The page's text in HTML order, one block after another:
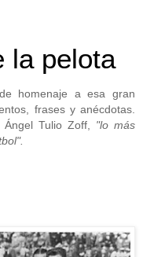
la pelota
homenaje a esa gran
frases y anécdotas.
Tulio Zoff, "lo más